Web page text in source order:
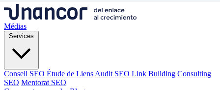
Médias
Services
Conseil SEO Étude de Liens Audit SEO Link Building Consulting
SEO Mentorat SEO